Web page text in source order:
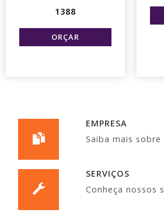
1388
EMPRESA
Saiba mais
SERVIÇOS
Conheça nossos